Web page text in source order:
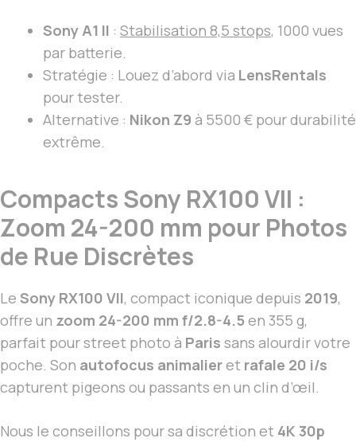
Sony A1 II : Stabilisation 8,5 stops, 1000 vues
par batterie.
Stratégie : Louez d’abord via LensRentals
pour tester.
Alternative : Nikon Z9 à 5500 € pour durabilité
extrême.
Compacts Sony RX100 VII :
Zoom 24-200 mm pour Photos
de Rue Discrètes
Le Sony RX100 VII, compact iconique depuis 2019,
offre un zoom 24-200 mm f/2.8-4.5en 355 g,
parfait pour street photo à Paris sans alourdir votre
poche. Son autofocus animalieret rafale 20 i/s
capturent pigeons ou passants en un clin d’œil.
Nous le conseillons pour sa discrétion et 4K 30p